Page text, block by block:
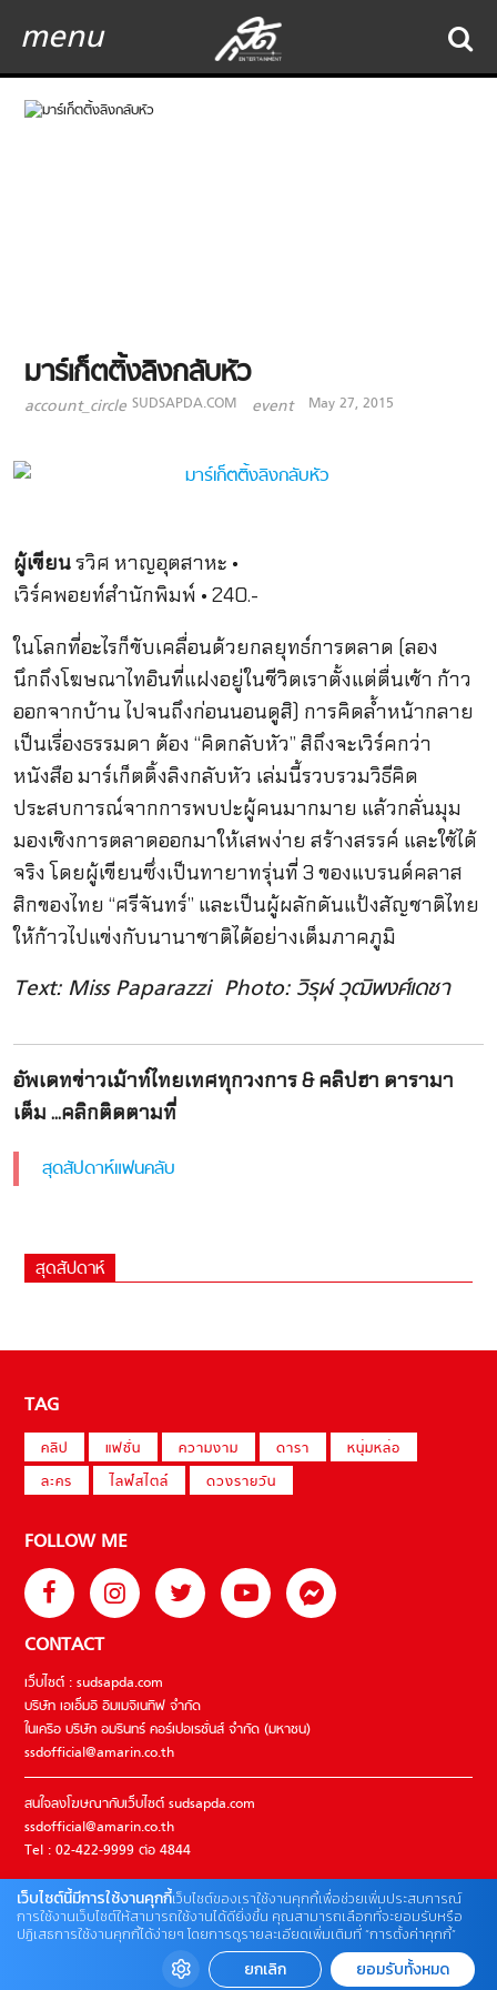
menu
มาร์เก็ตติ้งลิงกลับหัว
account_circle SUDSAPDA.COM event May 27, 2015
ผู้เขียนรวิศ หาญอุตสาหะ •
เวิร์คพอยท์สำนักพิมพ์ • 240.-
ในโลกที่อะไรก็ขับเคลื่อนด้วยกลยุทธ์การตลาด (ลอง
นึกถึงโฆษณาไทอินที่แฝงอยู่ในชีวิตเราตั้งแต่ตื่นเช้า ก้าว
ออกจากบ้าน ไปจนถึงก่อนนอนดูสิ) การคิดล้ำหน้ากลาย
เป็นเรื่องธรรมดา ต้อง “คิดกลับหัว” สิถึงจะเวิร์คกว่า
หนังสือ มาร์เก็ตติ้งลิงกลับหัว เล่มนี้รวบรวมวิธีคิด
ประสบการณ์จากการพบปะผู้คนมากมาย แล้วกลั่นมุม
มองเชิงการตลาดออกมาให้เสพง่าย สร้างสรรค์ และใช้ได้
จริง โดยผู้เขียนซึ่งเป็นทายาทรุ่นที่ 3 ของแบรนด์คลาส
สิกของไทย “ศรีจันทร์” และเป็นผู้ผลักดันแป้งสัญชาติไทย
ให้ก้าวไปแข่งกับนานาชาติได้อย่างเต็มภาคภูมิ
Text: Miss Paparazzi Photo: วิรุฬ วุฒิพงศ์เดชา
อัพเดทข่าวเม้าท์ไทยเทศทุกวงการ & คลิปฮา ดารามา
เต็ม ...คลิกติดตามที่
สุดสัปดาห์แฟนคลับ
สุดสัปดาห์
TAG
คลิป แฟชั่น ความงาม ดารา
หนุ่มหล่อ
ละคร
ไลฟ์สไตล์ ดวงรายวัน
FOLLOW ME
CONTACT
เว็บไซต์ : sudsapda.com
บริษัท เอเอ็มอี อิมเมจิเนทีฟ จำกัด
ในเครือ บริษัท อมรินทร์ คอร์เปอเรชั่นส์ จำกัด (มหาชน)
ssdofficial@amarin.co.th
สนใจลงโฆษณากับเว็บไซต์ sudsapda.com
ssdofficial@amarin.co.th
Tel : 02-422-9999 ต่อ 4844
ติดต่อแจ้งปัญหาหรือร้องเรียน
02-422-9999 ต่อ 4180
(จันทร์ – ศุกร์ เวลา 09.00 – 18.00 น)
เว็บไซต์นี้มีการใช้งานคุกกี้เว็บไซต์ของเราใช้งานคุกกี้เพื่อช่วยเพิ่มประสบการณ์
การใช้งานเว็บไซต์ให้สามารถใช้งานได้ดียิ่งขึ้น คุณสามารถเลือกที่จะยอมรับหรือ
ปฏิเสธการใช้งานคุกกี้ได้ง่ายๆ โดยการดูรายละเอียดเพิ่มเติมที่ “การตั้งค่าคุกกี้”
ยกเลิก ยอมรับทั้งหมด